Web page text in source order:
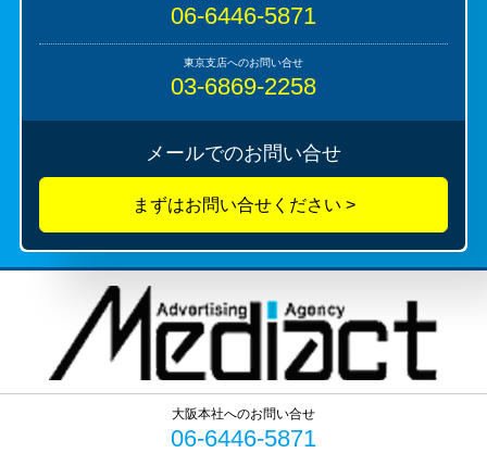
06-6446-5871
03-6869-2258
メールでのお問い合せ
06-6446-5871